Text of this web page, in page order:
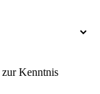
zur Kenntnis